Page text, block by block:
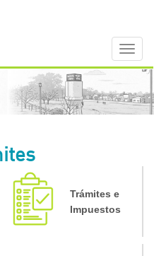
Trámites e
Impuestos